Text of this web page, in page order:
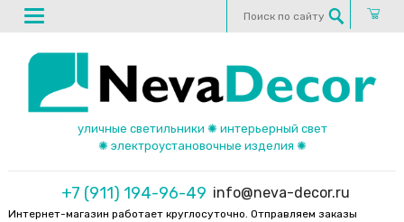
уличные светильники ✺ интерьерный свет
✺ электроустановочные изделия ✺
+7 (911) 194-96-49 info@neva-decor.ru
Интернет-магазин работает круглосуточно. Отправляем заказы